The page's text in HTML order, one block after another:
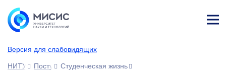
Версия для слабовидящих
НИТУ МИСИСПоступающимСтуденческая жизнь